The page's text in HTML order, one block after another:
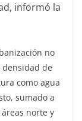
informó la
no
de
como agua
sumado a
norte y